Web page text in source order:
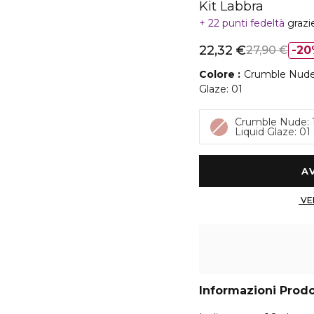
Kit Labbra
22 punti fedeltà
22,32 €27,90 €
Colore
Crumble
Glaze: 01
Crumble Nude:
Liquid Glaze: 01
Informazioni